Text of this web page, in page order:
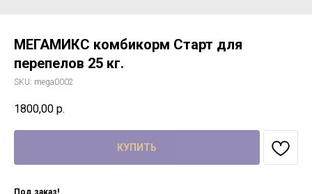
МЕГАМИКС комбикорм Старт для
перепелов 25 кг.
SKU: mega0002
1800,00 р.
КУПИТЬ